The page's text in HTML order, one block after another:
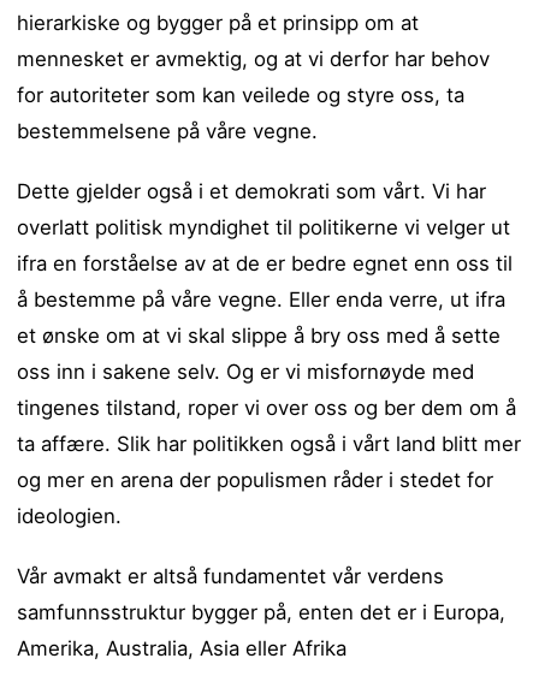
hierarkiske og bygger på et prinsipp om at
mennesket er avmektig, og at vi derfor har behov
for autoriteter som kan veilede og styre oss, ta
bestemmelsene på våre vegne.
Dette gjelder også i et demokrati som vårt. Vi har
overlatt politisk myndighet til politikerne vi velger ut
ifra en forståelse av at de er bedre egnet enn oss til
å bestemme på våre vegne. Eller enda verre, ut ifra
et ønske om at vi skal slippe å bry oss med å sette
oss inn i sakene selv. Og er vi misfornøyde med
tingenes tilstand, roper vi over oss og ber dem om å
ta affære. Slik har politikken også i vårt land blitt mer
og mer en arena der populismen råder i stedet for
ideologien.
Vår avmakt er altså fundamentet vår verdens
samfunnsstruktur bygger på, enten det er i Europa,
Amerika, Australia, Asia eller Afrika